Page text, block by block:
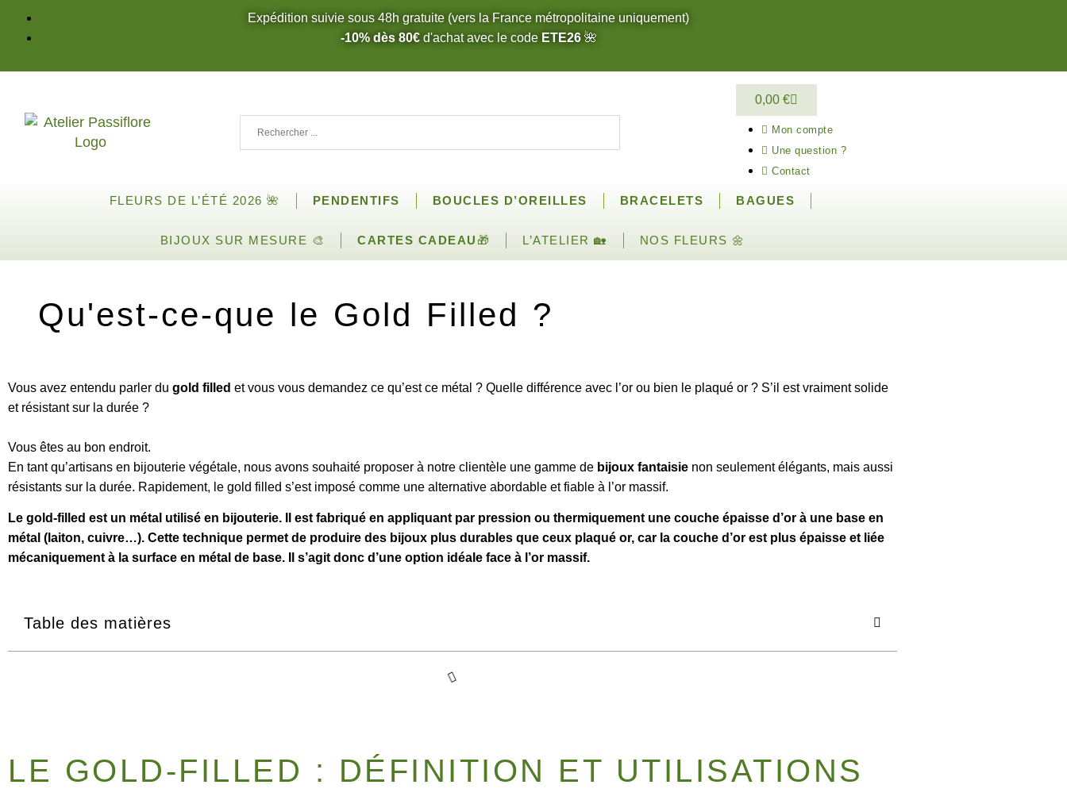
Expédition suivie sous 48h gratuite (vers la France métropolitaine uniquement)
-10% dès 80€d'achat avec le code ETE26🌺
0,00 €
Mon compte
Une question ?
Contact
FLEURS DE L’ÉTÉ 2026 🌺 PENDENTIFS BOUCLES D’OREILLES BRACELETS BAGUES
BIJOUX SUR MESURE 🎨 CARTES CADEAU 🎁 L’ATELIER 🏡 NOS FLEURS 🌼
Qu'est-ce-que le Gold Filled ?
Vous avez entendu parler du gold filled et vous vous demandez ce qu’est ce métal ? Quelle différence avec l’or ou bien le plaqué or ? S’il est vraiment solide
et résistant sur la durée ?
Vous êtes au bon endroit.
En tant qu’artisans en bijouterie végétale, nous avons souhaité proposer à notre clientèle une gamme de bijoux fantaisie non seulement élégants, mais aussi
résistants sur la durée. Rapidement, le gold filled s’est imposé comme une alternative abordable et fiable à l’or massif.
Le gold-filled est un métal utilisé en bijouterie. Il est fabriqué en appliquant par pression ou thermiquement une couche épaisse d’or à une base en
métal (laiton, cuivre…). Cette technique permet de produire des bijoux plus durables que ceux plaqué or, car la couche d’or est plus épaisse et liée
mécaniquement à la surface en métal de base. Il s’agit donc d’une option idéale face à l’or massif.
Table des matières
LE GOLD-FILLED : DÉFINITION ET UTILISATIONS